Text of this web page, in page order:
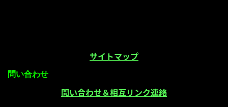
サイトマップ
問い合わせ
問い合わせ＆相互リンク連絡